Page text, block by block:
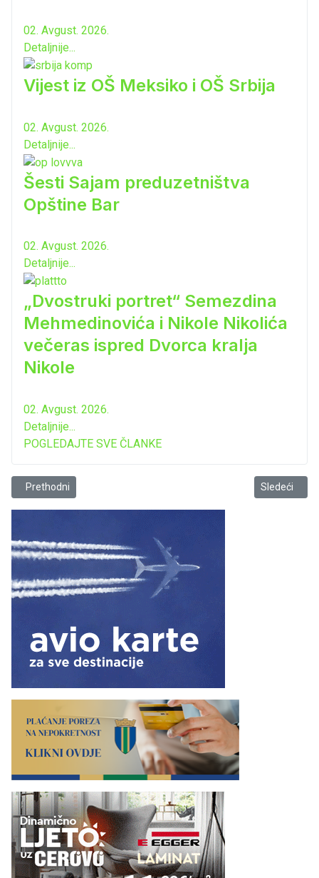
02. Avgust. 2026.
Detaljnije...
Vijest iz OŠ Meksiko i OŠ Srbija
02. Avgust. 2026.
Detaljnije...
Šesti Sajam preduzetništva
Opštine Bar
02. Avgust. 2026.
Detaljnije...
„Dvostruki portret“ Semezdina
Mehmedinovića i Nikole Nikolića
večeras ispred Dvorca kralja
Nikole
02. Avgust. 2026.
Detaljnije...
POGLEDAJTE SVE ČLANKE
Prethodni članak: Budite sjutra statista/statistkinja u “Državnom
Prethodni Sledeći
Sledeći